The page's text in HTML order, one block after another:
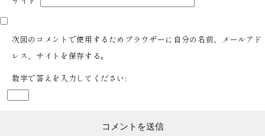
次回のコメントで使用するためブラウザーに自分の名前、メールアド
レス、サイトを保存する。
数字で答えを入力してください: